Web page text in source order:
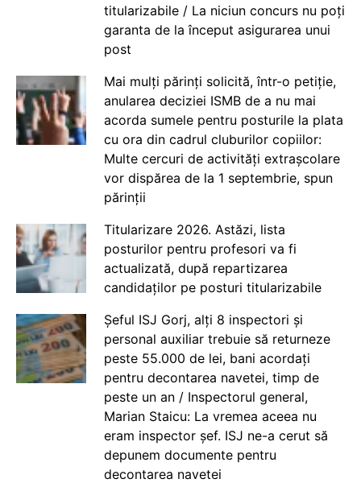
titularizabile / La niciun concurs nu poți
garanta de la început asigurarea unui
post
Mai mulți părinți solicită, într-o petiție,
anularea deciziei ISMB de a nu mai
acorda sumele pentru posturile la plata
cu ora din cadrul cluburilor copiilor:
Multe cercuri de activități extrașcolare
vor dispărea de la 1 septembrie, spun
părinții
Titularizare 2026. Astăzi, lista
posturilor pentru profesori va fi
actualizată, după repartizarea
candidaților pe posturi titularizabile
Șeful ISJ Gorj, alți 8 inspectori și
personal auxiliar trebuie să returneze
peste 55.000 de lei, bani acordați
pentru decontarea navetei, timp de
peste un an / Inspectorul general,
Marian Staicu: La vremea aceea nu
eram inspector șef. ISJ ne-a cerut să
depunem documente pentru
decontarea navetei